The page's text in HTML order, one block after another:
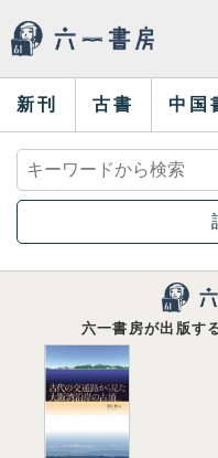
新刊 古書 中国
六一書房が出版す